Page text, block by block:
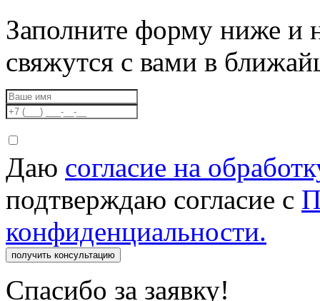
Заполните форму ниже и
свяжутся с вами в
Даю согласие на
подтверждаю согласие с
конфиденциальности.
получить консультацию
Спасибо за заявку!